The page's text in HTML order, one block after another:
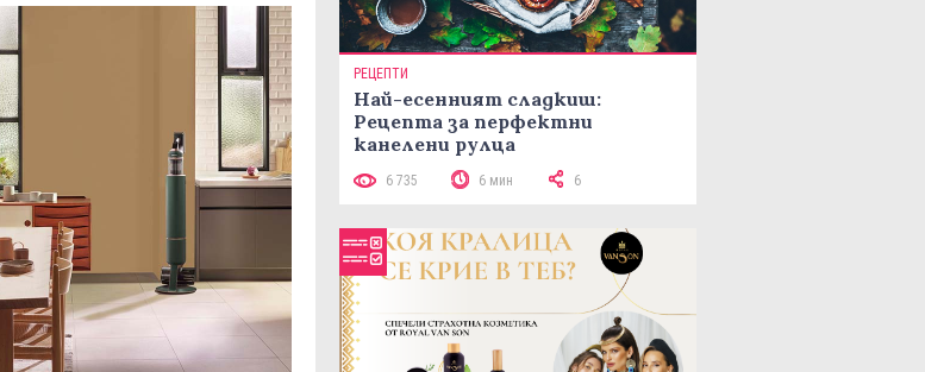
РЕЦЕПТИ
Най-есенният сладкиш:
Рецепта за перфектни
канелени рулца
6 735 6 мин 6